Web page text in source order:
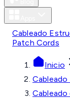
Cableado
Patch Cords
Inicio